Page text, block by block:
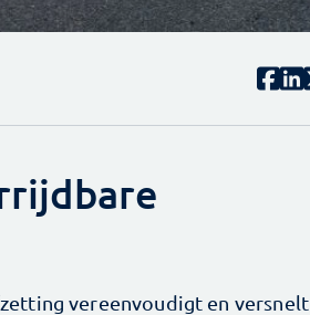
vereenvoudigt en versnelt